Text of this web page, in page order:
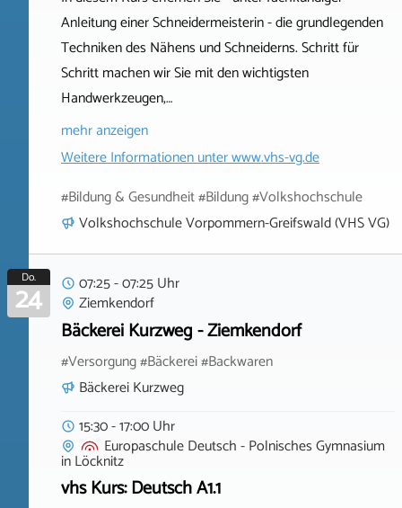
Anleitung einer Schneidermeisterin - die grundlegenden
Techniken des Nähens und Schneiderns. Schritt für
Schritt machen wir Sie mit den wichtigsten
Handwerkzeugen,…
mehr anzeigen
Weitere Informationen unterwww.vhs-vg.de
#Bildung & Gesundheit #Bildung #Volkshochschule
Volkshochschule Vorpommern-Greifswald (VHS VG)
Do.
24
07:25 - 07:25 Uhr
Ziemkendorf
Bäckerei Kurzweg - Ziemkendorf
#Versorgung #Bäckerei #Backwaren
Bäckerei Kurzweg
15:30 - 17:00 Uhr
Europaschule Deutsch - Polnisches Gymnasium
inLöcknitz
vhs Kurs: Deutsch A1.1